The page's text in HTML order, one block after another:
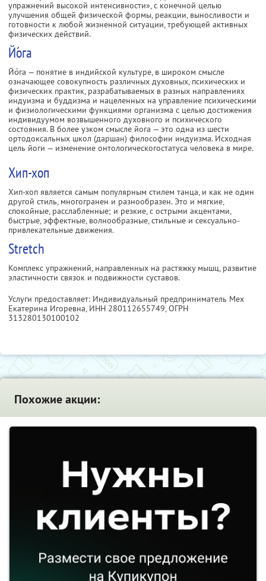
упражнений высокой интенсивности», с конечной целью
улучшения общей физической формы, реакции, выносливости и
готовности к любой жизненной ситуации, требующей активных
физических действий.
Йо́га
Йо́га — понятие в индийской культуре, в широком смысле
означающее совокупность различных духовных, психических и
физических практик, разрабатываемых в разных направлениях
индуизма и буддизма и нацеленных на управление психическими
и физиологическими функциями организма с целью достижения
индивидуумом возвышенного духовного и психического
состояния. В более узком смысле йога — это одна из шести
ортодоксальных школ (даршан) философии индуизма. Исходная
цель йоги — изменение онтологическогостатуса человека в мире.
Хип-хоп
Хип-хоп является самым популярным стилем танца, и как не один
другой стиль, многогранен и разнообразен. Это и мягкие,
спокойные, расслабленные; и резкие, с острыми акцентами,
быстрые, эффектные, волнообразные, стильные и сексуально-
привлекательные движения.
Stretch
Комплекс упражнений, направленных на растяжку мышц, развитие
эластичности связок и подвижности суставов.
Услуги предоставляет: Индивидуальный предприниматель Мех
Екатерина Игоревна, ИНН 280112655749, ОГРН
313280130100102
Похожие акции: